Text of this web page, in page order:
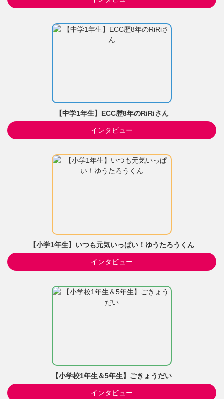
【中学1年生】ECC歴8年のRiRiさん
インタビュー
【小学1年生】いつも元気いっぱい！ゆうたろうくん
インタビュー
【小学校1年生＆5年生】ごきょうだい
インタビュー